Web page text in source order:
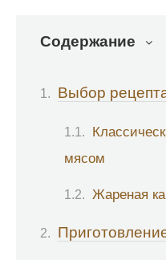
Содержание
Выбор
мясом
Жареная